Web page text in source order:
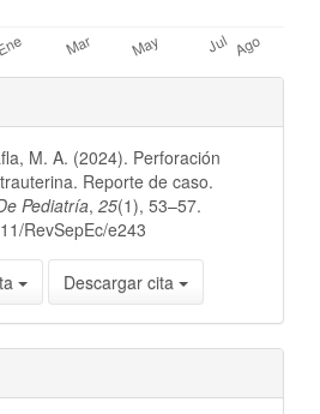
M. A. (2024). Perforación
Reporte de caso.
Pediatría, 25(1), 53–57.
RevSepEc/e243
Descargar cita